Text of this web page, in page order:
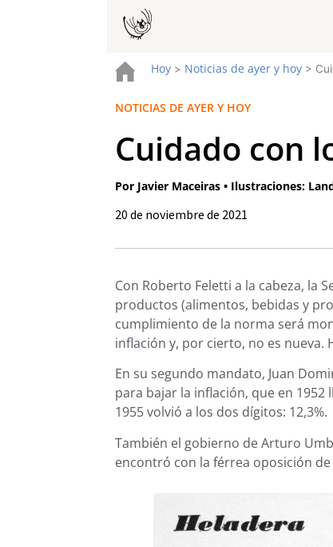
Hoy> Noticias de ayer y hoy>
NOTICIAS DE AYER Y HOY
Cuidado con
Por Javier Maceiras • Ilustraciones:
20 de noviembre de 2021
Con Roberto Feletti a la cabeza, la
productos (alimentos, bebidas y
cumplimiento de la norma será
inflación y, por cierto, no es nueva.
En su segundo mandato, Juan
para bajar la inflación, que en 1952
1955 volvió a los dos dígitos: 12,3%.
También el gobierno de Arturo
encontró con la férrea oposición